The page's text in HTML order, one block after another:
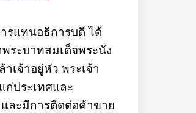
รแทนอธิการบดี ได้
ระบาทสมเด็จพระนั่ง
เจ้าอยู่หัว พระเจ้า
ประเทศและ
ละมีการติดต่อค้าขาย